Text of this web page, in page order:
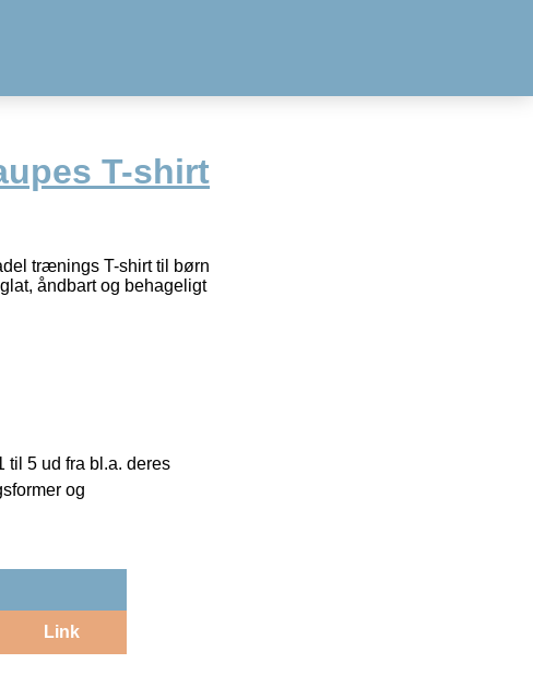
T-shirt
trænings T-shirt til børn
åndbart og behageligt
til 5 ud fra bl.a. deres
og
Link